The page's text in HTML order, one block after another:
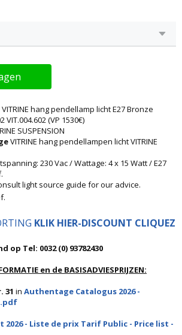
hang pendellamp licht E27 Bronze
VIT.004.602 (VP 1530€)
SUSPENSION
VITRINE hang pendellampen licht VITRINE
230 Vac / Wattage: 4 x 15 Watt / E27
light source guide for our advice.
KLIK HIER-DISCOUNT CLIQUEZ
Tel: 0032 (0) 93782430
en de BASISADVIESPRIJZEN:
31 in Authentage Catalogus 2026 -
- Liste de prix Tarif Public - Price list -